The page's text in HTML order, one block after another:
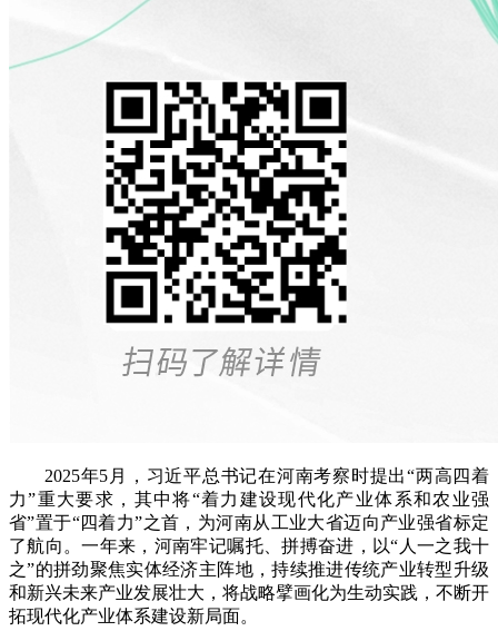
2025年5月，习近平总书记在河南考察时提出“两高四着
力”重大要求，其中将“着力建设现代化产业体系和农业强
省”置于“四着力”之首，为河南从工业大省迈向产业强省标定
了航向。一年来，河南牢记嘱托、拼搏奋进，以“人一之我十
之”的拼劲聚焦实体经济主阵地，持续推进传统产业转型升级
和新兴未来产业发展壮大，将战略擘画化为生动实践，不断开
拓现代化产业体系建设新局面。